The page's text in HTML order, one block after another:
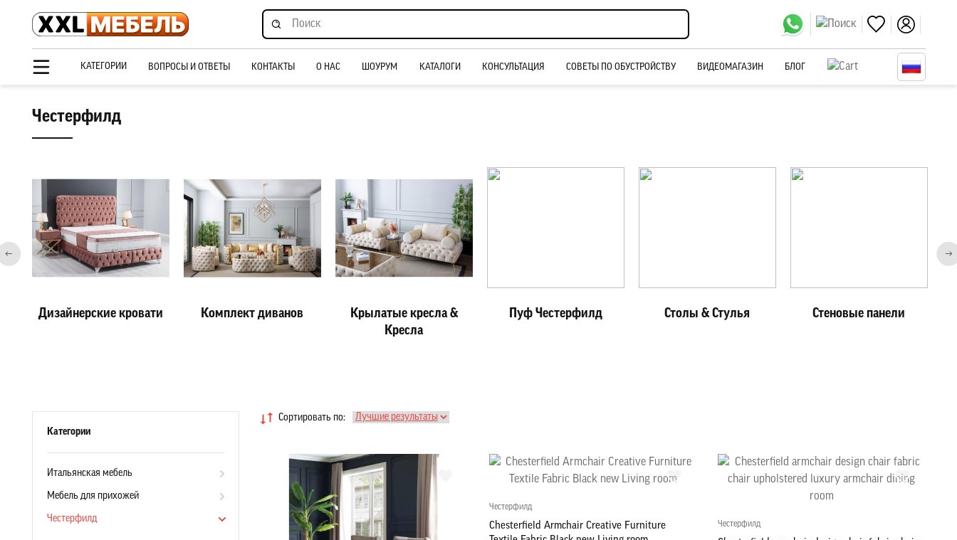
КАТЕГОРИИ ВОПРОСЫ И ОТВЕТЫ КОНТАКТЫ О НАС ШОУРУМ КАТАЛОГИ КОНСУЛЬТАЦИЯ СОВЕТЫ ПО ОБУСТРОЙСТВУ ВИДЕОМАГАЗИН БЛОГ
Честерфилд
Дизайнерские кровати Комплект диванов
Крылатые кресла &
Кресла
Пуф Честерфилд Столы & Стулья Стеновые панели
Категории
Итальянская мебель
Мебель для прихожей
Честерфилд
Сортировать по:
Честерфилд
Chesterfield Armchair Creative Furniture
Честерфилд